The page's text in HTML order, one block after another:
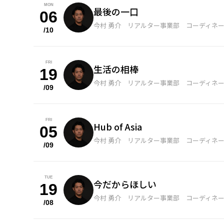
MON
06
/10
最後の一口
今村 勇介 リアルター事業部 コーディネ
FRI
19
/09
生活の相棒
今村 勇介 リアルター事業部 コーディネ
FRI
05
/09
Hub of Asia
今村 勇介 リアルター事業部 コーディネ
TUE
19
/08
今だからほしい
今村 勇介 リアルター事業部 コーディネ